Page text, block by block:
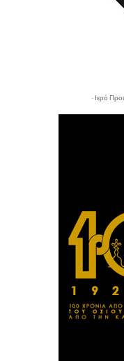
- Ιερό